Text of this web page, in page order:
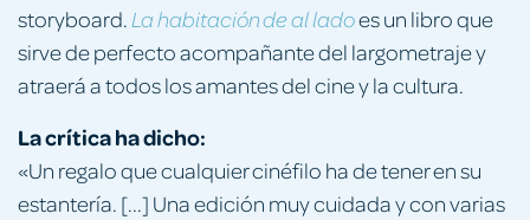
storyboard.La habitación de al ladoes un libro que
sirve de perfecto acompañante del largometraje y
atraerá a todos los amantes del cine y la cultura.
La crítica ha dicho:
«Un regalo que cualquier cinéfilo ha de tener en su
estantería. [...] Una edición muy cuidada y con varias